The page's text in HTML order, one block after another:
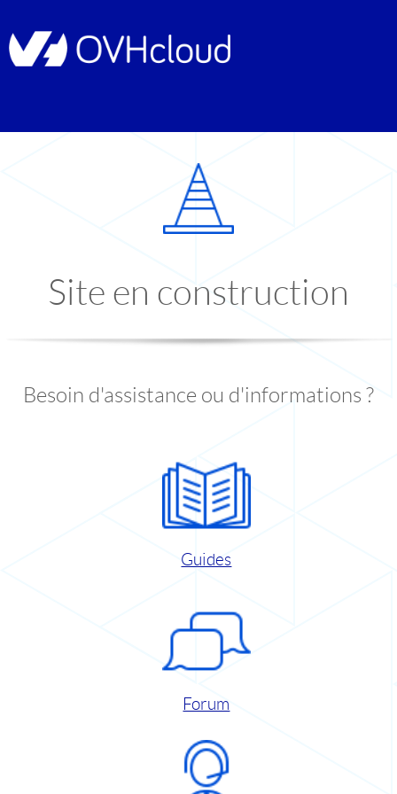
Site en construction
Besoin d'assistance ou d'informations ?
Guides
Forum